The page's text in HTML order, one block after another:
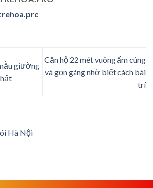
giường
Căn hộ 22 mét vuông ấm cúng
và gọn gàng nhờ biết cách bài
trí
Hà Nội